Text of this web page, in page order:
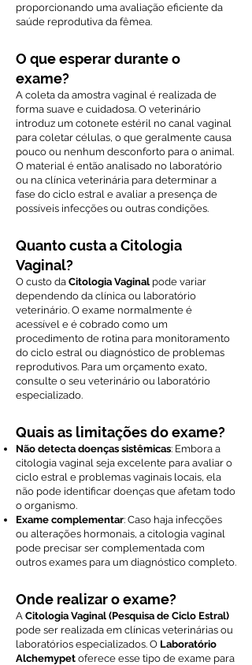
proporcionando uma avaliação eficiente da
saúde reprodutiva da fêmea.
O que esperar durante o
exame?
A coleta da amostra vaginal é realizada de
forma suave e cuidadosa. O veterinário
introduz um cotonete estéril no canal vaginal
para coletar células, o que geralmente causa
pouco ou nenhum desconforto para o animal.
O material é então analisado no laboratório
ou na clínica veterinária para determinar a
fase do ciclo estral e avaliar a presença de
possíveis infecções ou outras condições.
Quanto custa a Citologia
Vaginal?
O custo da Citologia Vaginal pode variar
dependendo da clínica ou laboratório
veterinário. O exame normalmente é
acessível e é cobrado como um
procedimento de rotina para monitoramento
do ciclo estral ou diagnóstico de problemas
reprodutivos. Para um orçamento exato,
consulte o seu veterinário ou laboratório
especializado.
Quais as limitações do exame?
Não detecta doenças sistêmicas: Embora a
citologia vaginal seja excelente para avaliar o
ciclo estral e problemas vaginais locais, ela
não pode identificar doenças que afetam todo
o organismo.
Exame complementar: Caso haja infecções
ou alterações hormonais, a citologia vaginal
pode precisar ser complementada com
outros exames para um diagnóstico completo.
Onde realizar o exame?
A Citologia Vaginal (Pesquisa de Ciclo Estral)
pode ser realizada em clínicas veterinárias ou
laboratórios especializados. O Laboratório
Alchemypet oferece esse tipo de exame para